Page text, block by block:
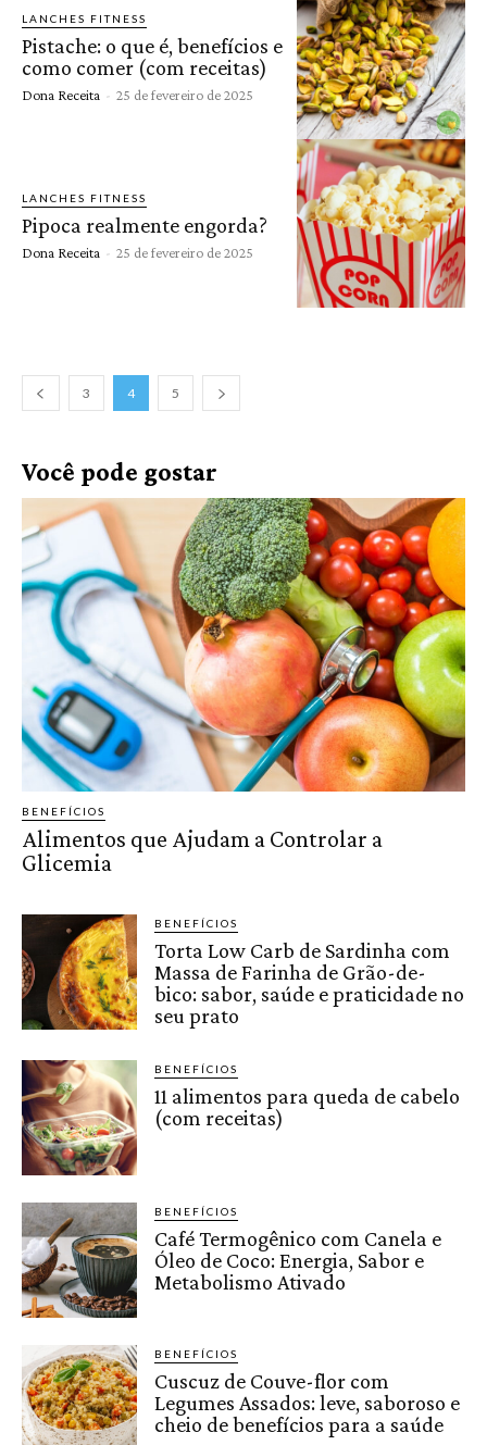
LANCHES FITNESS
Pistache: o que é, benefícios e
como comer (com receitas)
Dona Receita - 25 de fevereiro de 2025
LANCHES FITNESS
Pipoca realmente engorda?
Dona Receita - 25 de fevereiro de 2025
3 4 5
Você pode gostar
BENEFÍCIOS
Alimentos que Ajudam a Controlar a
Glicemia
BENEFÍCIOS
Torta Low Carb de Sardinha com
Massa de Farinha de Grão-de-
bico: sabor, saúde e praticidade no
seu prato
BENEFÍCIOS
11 alimentos para queda de cabelo
(com receitas)
BENEFÍCIOS
Café Termogênico com Canela e
Óleo de Coco: Energia, Sabor e
Metabolismo Ativado
BENEFÍCIOS
Cuscuz de Couve-flor com
Legumes Assados: leve, saboroso e
cheio de benefícios para a saúde